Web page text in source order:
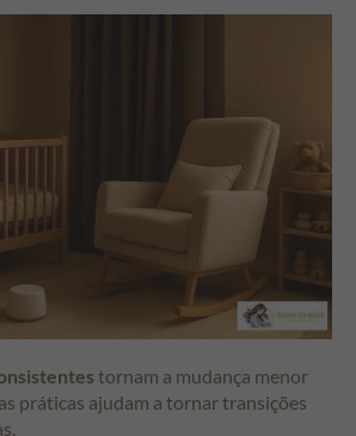
tornam a mudança menor
práticas ajudam a tornar transições